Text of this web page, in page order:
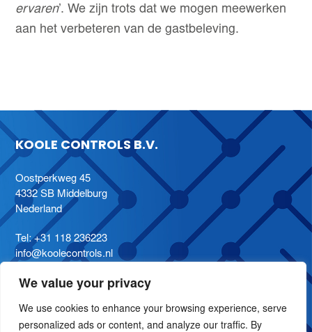
We value your privacy
We use cookies to enhance your browsing experience, serve
personalized ads or content, and analyze our traffic. By
ervaren’. We zijn trots dat we mogen meewerken
aan het verbeteren van de gastbeleving.
KOOLE CONTROLS B.V.
Oostperkweg 45
4332 SB Middelburg
Nederland
Tel:+31 118 236223
info@koolecontrols.nl